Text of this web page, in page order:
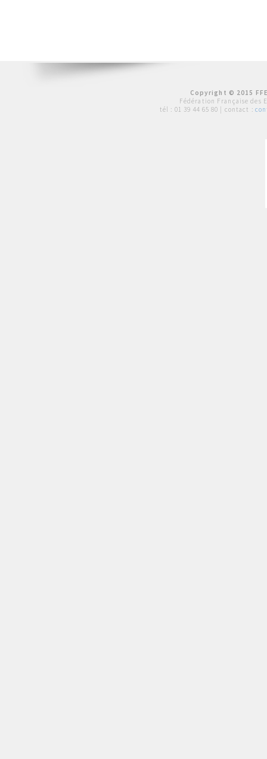
Copyright © 2015
Fédération Française des
tél : 01 39 44 65 80 | contact :